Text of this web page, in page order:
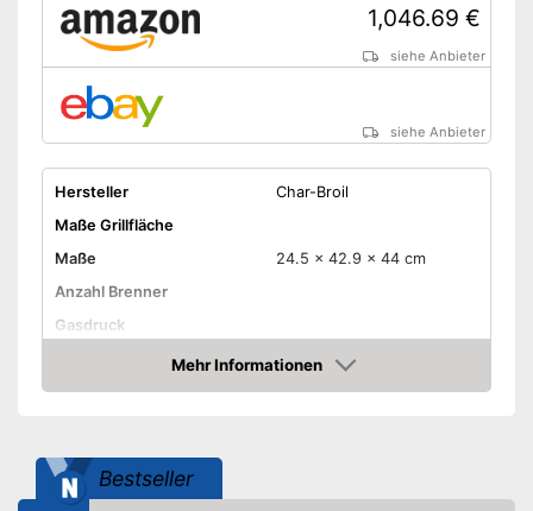
1,046.69 €
siehe Anbieter
siehe Anbieter
Hersteller
Char-Broil
Maße Grillfläche
Maße
24.5 x 42.9 x 44 cm
Anzahl Brenner
Gasdruck
Propan
Haube
Temperaturanzeige
Räder
Mehr Informationen
Amazon
Bestseller